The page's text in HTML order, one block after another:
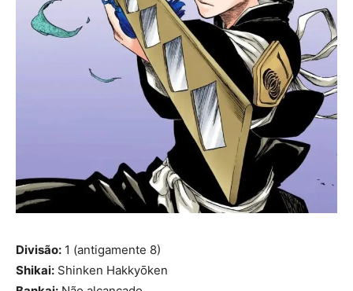
Divisão: 1 (antigamente 8)
Shikai: Shinken Hakkyōken